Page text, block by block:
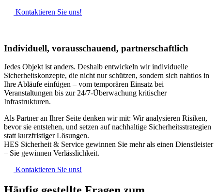
Kontaktieren Sie uns!
Individuell, vorausschauend, partnerschaftlich
Jedes Objekt ist anders. Deshalb entwickeln wir individuelle
Sicherheitskonzepte, die nicht nur schützen, sondern sich nahtlos in
Ihre Abläufe einfügen – vom temporären Einsatz bei
Veranstaltungen bis zur 24/7-Überwachung kritischer
Infrastrukturen.
Als Partner an Ihrer Seite denken wir mit: Wir analysieren Risiken,
bevor sie entstehen, und setzen auf nachhaltige Sicherheitsstrategien
statt kurzfristiger Lösungen.
HES Sicherheit & Service gewinnen Sie mehr als einen Dienstleister
– Sie gewinnen Verlässlichkeit.
Kontaktieren Sie uns!